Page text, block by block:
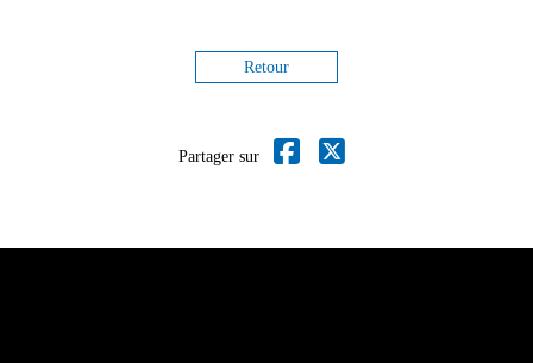
Retour
Partager sur